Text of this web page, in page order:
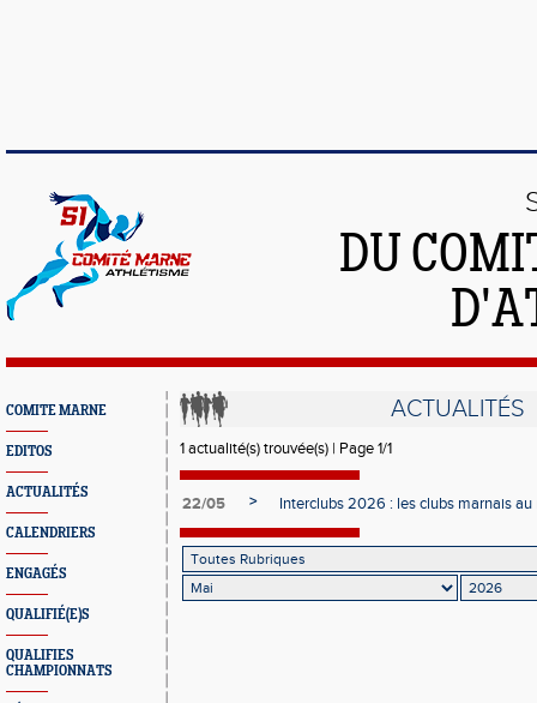
DU
COMITE MARNE
EDITOS
ACTUALITÉS
CALENDRIERS
ENGAGÉS
QUALIFIÉ(E)S
QUALIFIES
CHAMPIONNATS
ACTUALITÉS
1 actualité(s) trouvée(s) | Page 1/1
22/05 > Interclubs 2026 : les clubs marnais au